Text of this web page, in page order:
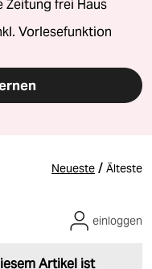
Zeitung frei Haus
Vorlesefunktion
Neueste / Älteste
Artikel ist
einloggen